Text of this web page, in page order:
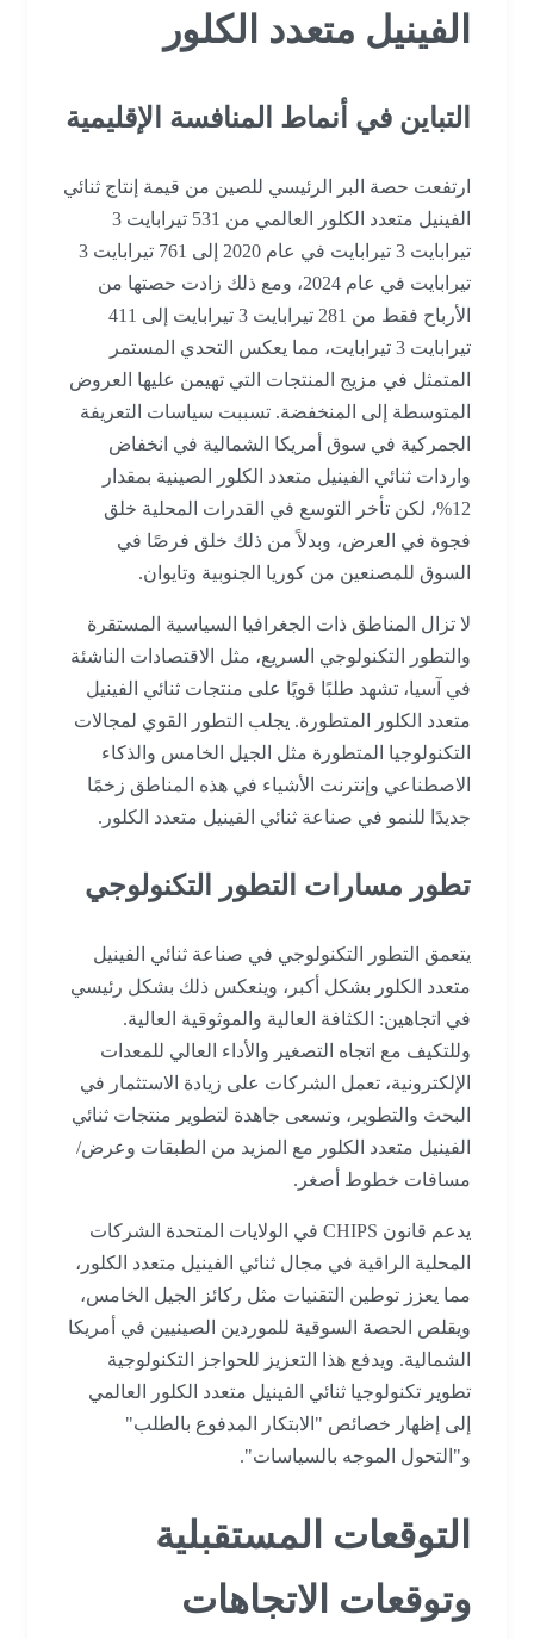
الفينيل متعدد الكلور
التباين في أنماط المنافسة الإقليمية
ارتفعت حصة البر الرئيسي للصين من قيمة إنتاج ثنائي
الفينيل متعدد الكلور العالمي من 531 تيرابايت 3
تيرابايت 3 تيرابايت في عام 2020 إلى 761 تيرابايت 3
تيرابايت في عام 2024، ومع ذلك زادت حصتها من
الأرباح فقط من 281 تيرابايت 3 تيرابايت إلى 411
تيرابايت 3 تيرابايت، مما يعكس التحدي المستمر
المتمثل في مزيج المنتجات التي تهيمن عليها العروض
المتوسطة إلى المنخفضة. تسببت سياسات التعريفة
الجمركية في سوق أمريكا الشمالية في انخفاض
واردات ثنائي الفينيل متعدد الكلور الصينية بمقدار
12%، لكن تأخر التوسع في القدرات المحلية خلق
فجوة في العرض، وبدلاً من ذلك خلق فرصًا في
السوق للمصنعين من كوريا الجنوبية وتايوان.
لا تزال المناطق ذات الجغرافيا السياسية المستقرة
والتطور التكنولوجي السريع، مثل الاقتصادات الناشئة
في آسيا، تشهد طلبًا قويًا على منتجات ثنائي الفينيل
متعدد الكلور المتطورة. يجلب التطور القوي لمجالات
التكنولوجيا المتطورة مثل الجيل الخامس والذكاء
الاصطناعي وإنترنت الأشياء في هذه المناطق زخمًا
جديدًا للنمو في صناعة ثنائي الفينيل متعدد الكلور.
تطور مسارات التطور التكنولوجي
يتعمق التطور التكنولوجي في صناعة ثنائي الفينيل
متعدد الكلور بشكل أكبر، وينعكس ذلك بشكل رئيسي
في اتجاهين: الكثافة العالية والموثوقية العالية.
وللتكيف مع اتجاه التصغير والأداء العالي للمعدات
الإلكترونية، تعمل الشركات على زيادة الاستثمار في
البحث والتطوير، وتسعى جاهدة لتطوير منتجات ثنائي
الفينيل متعدد الكلور مع المزيد من الطبقات وعرض/
مسافات خطوط أصغر.
يدعم قانون CHIPS في الولايات المتحدة الشركات
المحلية الراقية في مجال ثنائي الفينيل متعدد الكلور،
مما يعزز توطين التقنيات مثل ركائز الجيل الخامس،
ويقلص الحصة السوقية للموردين الصينيين في أمريكا
الشمالية. ويدفع هذا التعزيز للحواجز التكنولوجية
تطوير تكنولوجيا ثنائي الفينيل متعدد الكلور العالمي
إلى إظهار خصائص "الابتكار المدفوع بالطلب"
و"التحول الموجه بالسياسات".
التوقعات المستقبلية
وتوقعات الاتجاهات